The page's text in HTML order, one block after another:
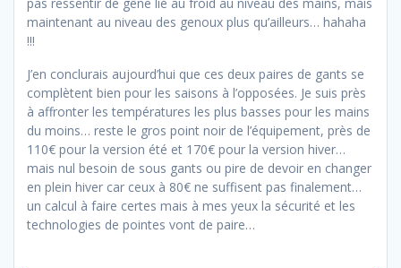
maintenant au niveau des genoux plus qu’ailleurs… hahaha
!!!
J’en conclurais aujourd’hui que ces deux paires de gants se
complètent bien pour les saisons à l’opposées. Je suis près
à affronter les températures les plus basses pour les mains
du moins… reste le gros point noir de l’équipement, près de
110€ pour la version été et 170€ pour la version hiver…
mais nul besoin de sous gants ou pire de devoir en changer
en plein hiver car ceux à 80€ ne suffisent pas finalement…
un calcul à faire certes mais à mes yeux la sécurité et les
technologies de pointes vont de paire…